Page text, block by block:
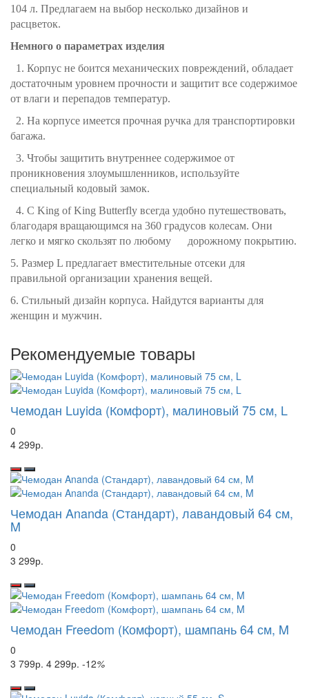
104 л. Предлагаем на выбор несколько дизайнов и
расцветок.
Немного о параметрах изделия
1. Корпус не боится механических повреждений, обладает
достаточным уровнем прочности и защитит все содержимое
от влаги и перепадов температур.
2. На корпусе имеется прочная ручка для транспортировки
багажа.
3. Чтобы защитить внутреннее содержимое от
проникновения злоумышленников, используйте
специальный кодовый замок.
4. С King of King Butterfly всегда удобно путешествовать,
благодаря вращающимся на 360 градусов колесам. Они
легко и мягко скользят по любому дорожному покрытию.
5. Размер L предлагает вместительные отсеки для
правильной организации хранения вещей.
6. Стильный дизайн корпуса. Найдутся варианты для
женщин и мужчин.
Рекомендуемые товары
Чемодан Luyida (Комфорт), малиновый 75 см, L
0
4 299р.
Чемодан Ananda (Стандарт), лавандовый 64 см,
M
0
3 299р.
Чемодан Freedom (Комфорт), шампань 64 см, M
0
3 799р. 4 299р. -12%